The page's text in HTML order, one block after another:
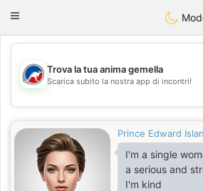
Australia
Toggle
💖
Trova la tua anima gemella
Scarica subito la nostra app di incontri!
Prince Edward
I'm a single
a serious and
I'm kind